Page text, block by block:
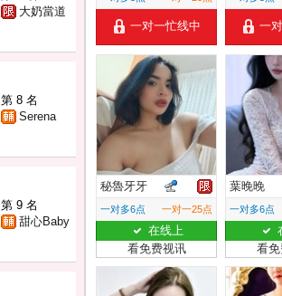
大奶當道
第 8 名
Serena
第 9 名
甜心Baby
一对一忙线中 一
秘魯牙牙
一对多6点 一对一25点
在线上
看免费视讯
葉晚晚
一对多6点
看